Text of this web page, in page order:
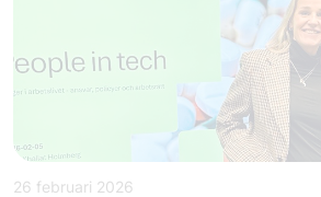
26 februari 2026